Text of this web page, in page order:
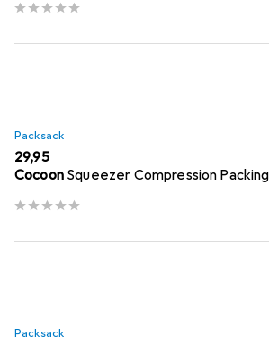
Packsack
EUR
29,95
Cocoon Squeezer Compression
Packsack